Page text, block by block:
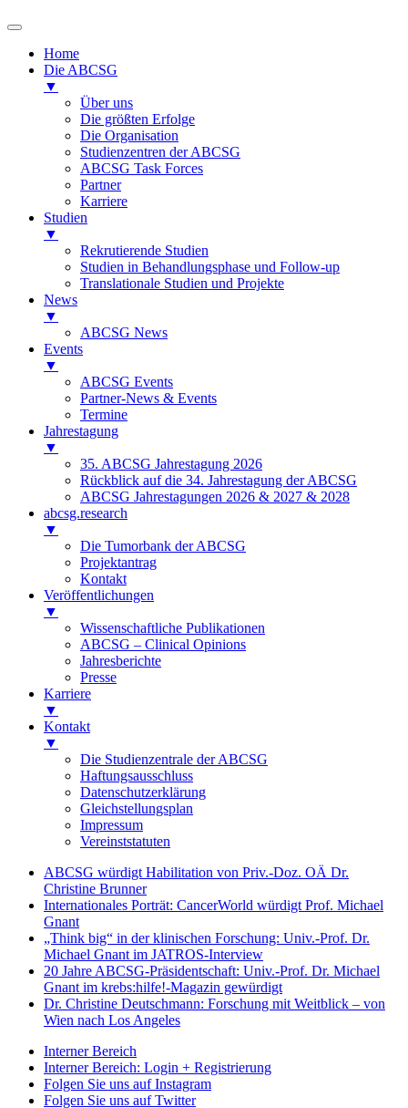
Home
Die ABCSG
▼
Über uns
Die größten Erfolge
Die Organisation
Studienzentren der ABCSG
ABCSG Task Forces
Partner
Karriere
Studien
▼
Rekrutierende Studien
Studien in Behandlungsphase und Follow-up
Translationale Studien und Projekte
News
▼
ABCSG News
Events
▼
ABCSG Events
Partner-News & Events
Termine
Jahrestagung
▼
35. ABCSG Jahrestagung 2026
Rückblick auf die 34. Jahrestagung der ABCSG
ABCSG Jahrestagungen 2026 & 2027 & 2028
abcsg.research
▼
Die Tumorbank der ABCSG
Projektantrag
Kontakt
Veröffentlichungen
▼
Wissenschaftliche Publikationen
ABCSG – Clinical Opinions
Jahresberichte
Presse
Karriere
▼
Kontakt
▼
Die Studienzentrale der ABCSG
Haftungsausschluss
Datenschutzerklärung
Gleichstellungsplan
Impressum
Vereinststatuten
ABCSG würdigt Habilitation von Priv.-Doz. OÄ Dr.
Christine Brunner
Internationales Porträt: CancerWorld würdigt Prof. Michael
Gnant
„Think big“ in der klinischen Forschung: Univ.-Prof. Dr.
Michael Gnant im JATROS-Interview
20 Jahre ABCSG-Präsidentschaft: Univ.-Prof. Dr. Michael
Gnant im krebs:hilfe!-Magazin gewürdigt
Dr. Christine Deutschmann: Forschung mit Weitblick – von
Wien nach Los Angeles
Interner Bereich
Interner Bereich: Login + Registrierung
Folgen Sie uns auf Instagram
Folgen Sie uns auf Twitter